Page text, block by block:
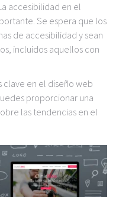
accesibilidad en el
Se espera que los
de accesibilidad y sean
incluidos aquellos con
clave en el diseño web
proporcionar una
las tendencias en el